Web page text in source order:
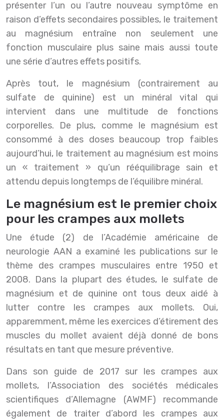
présenter l’un ou l’autre nouveau symptôme en
raison d’effets secondaires possibles, le traitement
au magnésium entraîne non seulement une
fonction musculaire plus saine mais aussi toute
une série d’autres effets positifs.
Après tout, le magnésium (contrairement au
sulfate de quinine) est un minéral vital qui
intervient dans une multitude de fonctions
corporelles. De plus, comme le magnésium est
consommé à des doses beaucoup trop faibles
aujourd’hui, le traitement au magnésium est moins
un « traitement » qu’un rééquilibrage sain et
attendu depuis longtemps de l’équilibre minéral.
Le magnésium est le premier choix
pour les crampes aux mollets
Une étude (2) de l’Académie américaine de
neurologie AAN a examiné les publications sur le
thème des crampes musculaires entre 1950 et
2008. Dans la plupart des études, le sulfate de
magnésium et de quinine ont tous deux aidé à
lutter contre les crampes aux mollets. Oui,
apparemment, même les exercices d’étirement des
muscles du mollet avaient déjà donné de bons
résultats en tant que mesure préventive.
Dans son guide de 2017 sur les crampes aux
mollets, l’Association des sociétés médicales
scientifiques d’Allemagne (AWMF) recommande
également de traiter d’abord les crampes aux